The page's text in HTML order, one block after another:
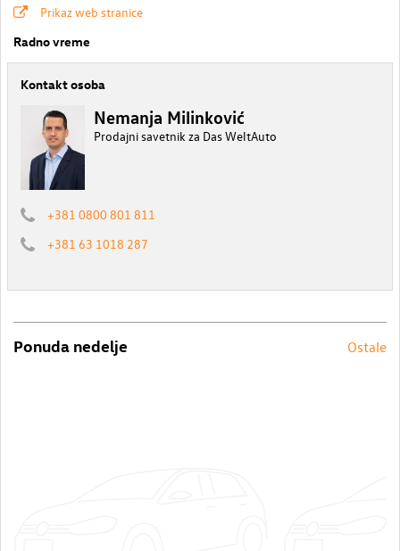
Prikaz web stranice
Radno vreme
Kontakt osoba
Nemanja Milinković
Prodajni savetnik za Das WeltAuto
+381 0800 801 811
+381 63 1018 287
Ponuda nedelje Ostale